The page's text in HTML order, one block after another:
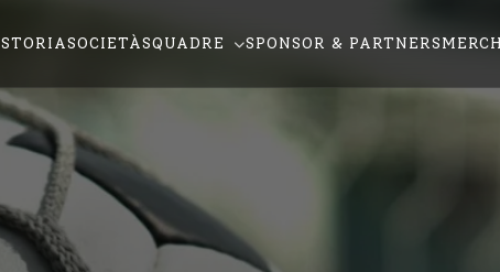
STORIASOCIETÀSQUADRE SPONSOR & PARTNERS